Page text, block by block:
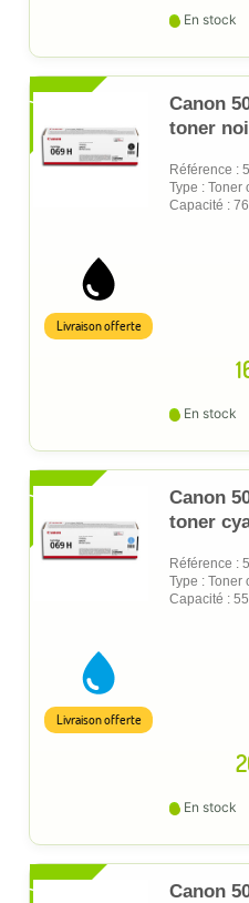
En stock
XL
Canon
toner
Référence :
Type : Toner
Capacité :
Livraison offerte
En stock
XL
Canon
toner
Référence :
Type : Toner
Capacité :
Livraison offerte
En stock
XL
Canon